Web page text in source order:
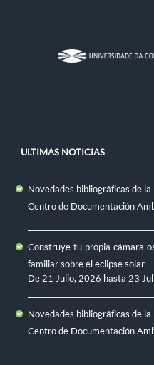
ULTIMAS NOTICIAS
Novedades bibliográficas de
Centro de Documentación
Construye tu propia cámara
familiar sobre el eclipse solar
De 21 Julio, 2026 hasta 23
Novedades bibliográficas de
Centro de Documentación